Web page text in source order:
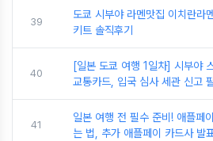
39
도쿄 시부야 라멘맛집 이치란라
키트 솔직후기
40
[일본 도쿄 여행 1일차] 시부야
교통카드, 입국 심사 세관 신고
41
일본 여행 전 필수 준비! 애플페
는 법, 추가 애플페이 카드사 발